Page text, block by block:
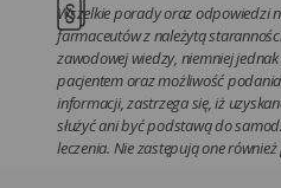
Wszelkie porady oraz odpowiedzi
farmaceutów z należytą
zawodowej wiedzy, niemniej
pacjentem oraz możliwość
informacji, zastrzega się, iż
służyć ani być podstawą do
leczenia. Nie zastępują one